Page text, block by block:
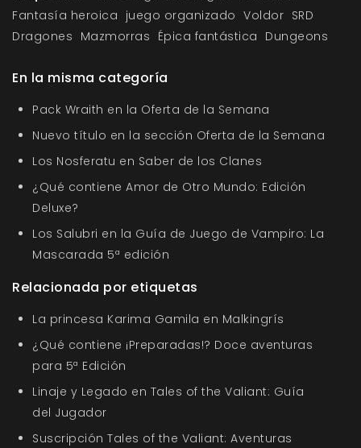
Fantasía heroica juego organizado Voldor SRD
Dragones Mazmorras Épica fantástica Dungeons
En la misma categoría
Pack Wraith en la Oferta de la Semana
Nuevo título en la sección Oferta de la Semana
Los Nosferatu en Saber de los Clanes
¿Qué contiene Amor de Otro Mundo: Edición
Deluxe?
Los Salubri en la Guía de Juego de Vampiro: La
Mascarada 5ª edición
Relacionada por etiquetas
La princesa Karima Gamila en Malkingrís
¿Qué contiene ¡Preparadas!? Doce aventuras
para 5ª Edición
Linaje y Legado en Tales of the Valiant: Guía
del Jugador
Suscripción Tales of the Valiant: Aventuras